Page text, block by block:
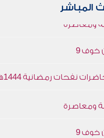
المباشر
خوف 9
نفحات رمضانية 1444هـ
ومعاصرة
خوف 9